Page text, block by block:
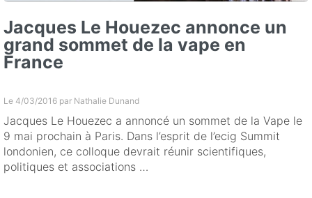
Jacques Le Houezec annonce un
grand sommet de la vape en
France
Le 4/03/2016 par Nathalie Dunand
Jacques Le Houezec a annoncé un sommet de la Vape le
9 mai prochain à Paris. Dans l’esprit de l’ecig Summit
londonien, ce colloque devrait réunir scientifiques,
politiques et associations …